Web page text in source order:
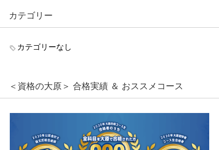
カテゴリー
カテゴリーなし
＜資格の大原＞ 合格実績 ＆ おススメコース